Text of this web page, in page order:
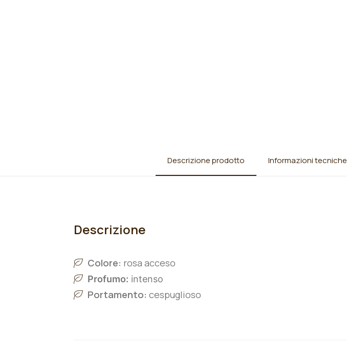
Descrizione prodotto Informazioni tecniche
Descrizione
Colore: rosa acceso
Profumo: intenso
Portamento: cespuglioso